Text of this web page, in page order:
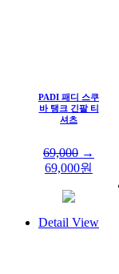
PADI 패디 스쿠
바 탱크 긴팔 티
셔츠
69,000 →
69,000원
Detail View